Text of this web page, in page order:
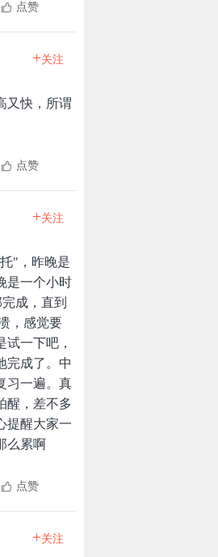
点赞
+关注
又快，所谓
点赞
+关注
"，昨晚是
是一个小时
成，直到
，感觉要
一下吧，
完成了。中
习一遍。真
醒，差不多
提醒大家一
么累啊
点赞
+关注